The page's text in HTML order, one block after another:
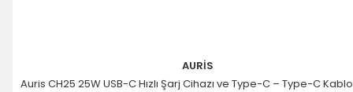
AURİS
Auris CH25 25W USB-C Hızlı Şarj Cihazı ve Type-C – Type-C